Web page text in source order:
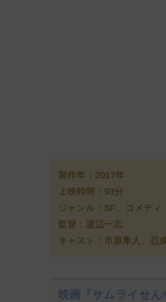
製作年：2017年
上映時間：93分
ジャンル：SF、コメディ
監督：渡辺一志
キャスト：市原隼人、忍
映画『サムライせん